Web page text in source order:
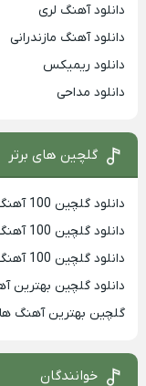
دانلود آهنگ لری
دانلود آهنگ مازندرانی
دانلود ریمیکس
دانلود مداحی
گلچین های برتر
دانلود گلچین 100 آهنگ معروف دهه 80
دانلود گلچین 100 آهنگ برتر دهه 70
دانلود گلچین 100 آهنگ قدیمی دهه 60 و 50
دانلود گلچین بهترین
گلچین بهترین آهنگ های
خوانندگان